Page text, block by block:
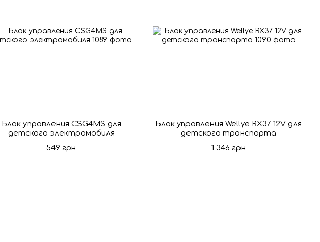
Блок управления CSG4MS для
детского электромобиля
549 грн
Блок управления Wellye RX37 12V для
детского транспорта
1 346 грн